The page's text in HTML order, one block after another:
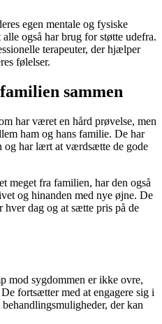
egen mentale og fysiske
også har brug for støtte udefra.
terapeuter, der hjælper
følelser.
sammen
har været en hård prøvelse, men
ham og hans familie. De har
og har lært at værdsætte de gode
meget fra familien, har den også
og hinanden med nye øjne. De
dag og at sætte pris på de
mod sygdommen er ikke ovre,
fortsætter med at engagere sig i
der kan